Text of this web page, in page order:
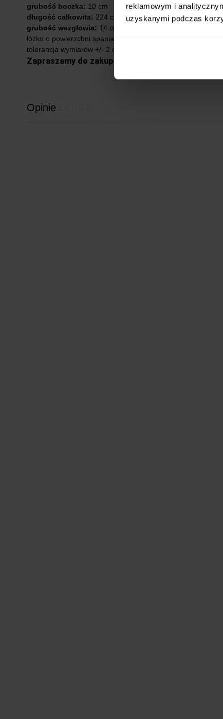
reklamowym i
uzyskanymi podczas
grubość boczka: 10 cm
długość całkowita: 224 cm
grubość wezgłowia: 14 cm
łóżko o powierzchni spania
tolerancja wymiarów +/- 2 cm
Zapraszamy do zakupu!
Opinie